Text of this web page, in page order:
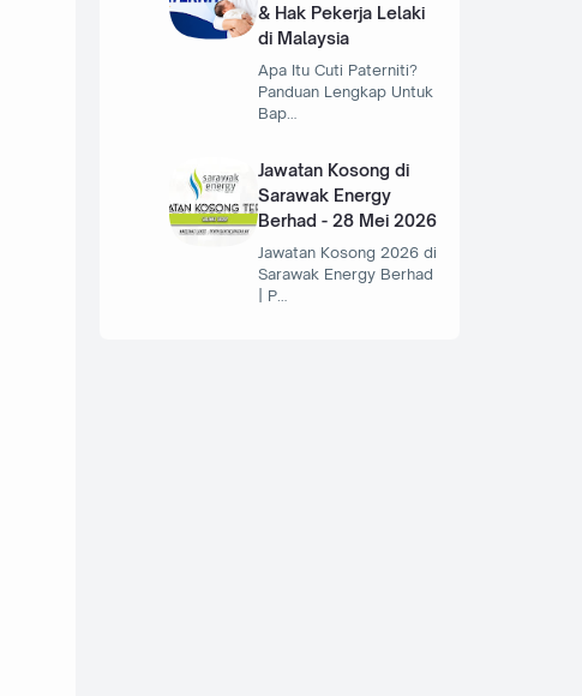
& Hak Pekerja Lelaki
di Malaysia
Apa Itu Cuti Paterniti?
Panduan Lengkap Untuk
Bap…
Jawatan Kosong di
Sarawak Energy
Berhad - 28 Mei 2026
Jawatan Kosong 2026 di
Sarawak Energy Berhad
| P…